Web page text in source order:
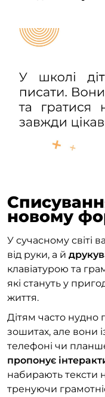
новому
У сучасному світі
від руки, а й
клавіатурою та
які стануть у
життя.
Дітям часто нудно
зошитах, але вони
телефоні чи
пропонує
набирають тексти
тренуючи